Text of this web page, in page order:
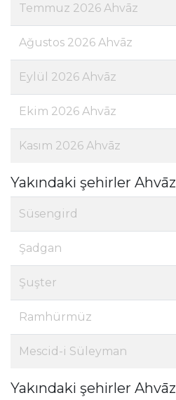
Temmuz 2026 Ahvāz
Ağustos 2026 Ahvāz
Eylül 2026 Ahvāz
Ekim 2026 Ahvāz
Kasım 2026 Ahvāz
Yakındaki şehirler Ahvāz
Süsengird
Şadgan
Şuşter
Ramhürmüz
Mescid-i Süleyman
Yakındaki şehirler Ahvāz